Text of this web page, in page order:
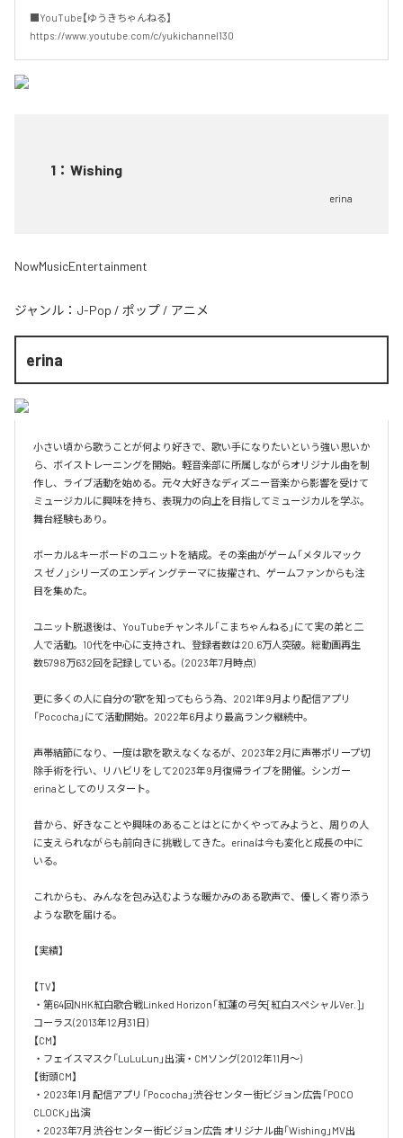
■YouTube【ゆうきちゃんねる】
https://www.youtube.com/c/yukichannel130
1 ： Wishing
erina
NowMusicEntertainment
ジャンル： J-Pop / ポップ / アニメ
erina
小さい頃から歌うことが何より好きで、歌い手になりたいという強い思いか
ら、ボイストレーニングを開始。軽音楽部に所属しながらオリジナル曲を制
作し、ライブ活動を始める。元々大好きなディズニー音楽から影響を受けて
ミュージカルに興味を持ち、表現力の向上を目指してミュージカルを学ぶ。
舞台経験もあり。
ボーカル&キーボードのユニットを結成。その楽曲がゲーム「メタルマック
ス ゼノ」シリーズのエンディングテーマに抜擢され、ゲームファンからも注
目を集めた。
ユニット脱退後は、YouTubeチャンネル「こまちゃんねる」にて実の弟と二
人で活動。10代を中心に支持され、登録者数は20.6万人突破。総動画再生
数5798万632回を記録している。(2023年7月時点)
更に多くの人に自分の"歌"を知ってもらう為、2021年9月より配信アプリ
「Pococha」にて活動開始。2022年6月より最高ランク継続中。
声帯結節になり、一度は歌を歌えなくなるが、2023年2月に声帯ポリープ切
除手術を行い、リハビリをして2023年9月復帰ライブを開催。シンガー
erinaとしてのリスタート。
昔から、好きなことや興味のあることはとにかくやってみようと、周りの人
に支えられながらも前向きに挑戦してきた。erinaは今も変化と成長の中に
いる。
これからも、みんなを包み込むような暖かみのある歌声で、優しく寄り添う
ような歌を届ける。
【実績】
【TV】
・第64回NHK紅白歌合戦Linked Horizon「紅蓮の弓矢[紅白スペシャルVer.]」
コーラス(2013年12月31日)
【CM】
・フェイスマスク「LuLuLun」出演・CMソング(2012年11月〜)
【街頭CM】
・2023年1月 配信アプリ「Pococha」渋谷センター街ビジョン広告「POCO
CLOCK」出演
・2023年7月 渋谷センター街ビジョン広告 オリジナル曲「Wishing」MV出